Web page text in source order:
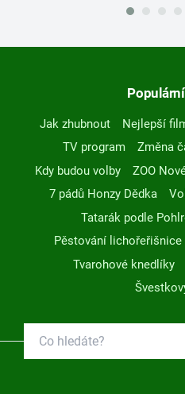
Jak zhubnout Nejlepší
TV program
Změna
Kdy budou volby
ZOO
7 pádů Honzy Dědka
Tatarák podle
Pěstování lichořeřišnice
Tvarohové knedlíky